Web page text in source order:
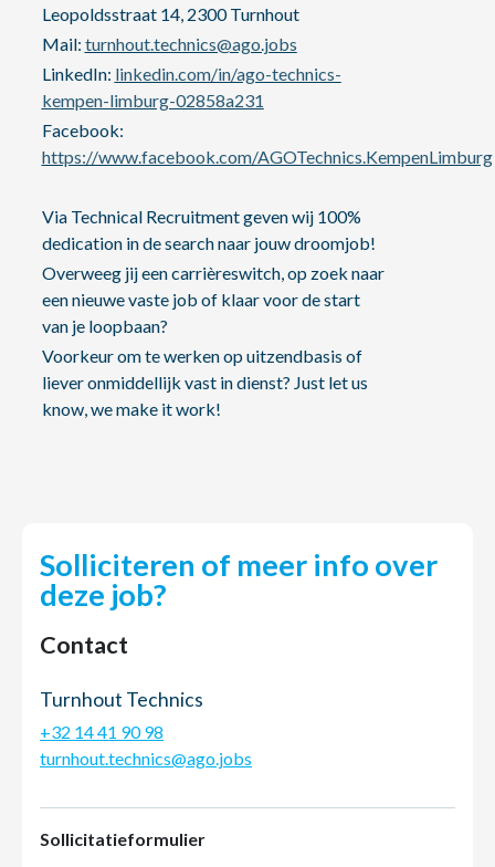
Leopoldsstraat 14, 2300 Turnhout
Mail: turnhout.technics@ago.jobs
LinkedIn: linkedin.com/in/ago-technics-
kempen-limburg-02858a231
Facebook:
https://www.facebook.com/AGOTechnics.KempenLimburg
Via Technical Recruitment geven wij 100%
dedication in de search naar jouw droomjob!
Overweeg jij een carrièreswitch, op zoek naar
een nieuwe vaste job of klaar voor de start
van je loopbaan?
Voorkeur om te werken op uitzendbasis of
liever onmiddellijk vast in dienst? Just let us
know, we make it work!
Solliciteren of meer info over
deze job?
Contact
Turnhout Technics
+32 14 41 90 98
turnhout.technics@ago.jobs
Sollicitatieformulier